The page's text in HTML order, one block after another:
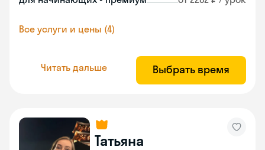
Все услуги и цены (4)
Читать дальше Выбрать время
Татьяна